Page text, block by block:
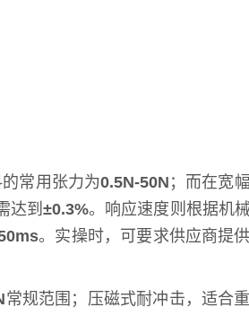
常用张力为0.5N-50N ；而在宽
达到±0.3%。响应速度则根据机
。实操时，可要求供应商提
常规范围；压磁式耐冲击，适合